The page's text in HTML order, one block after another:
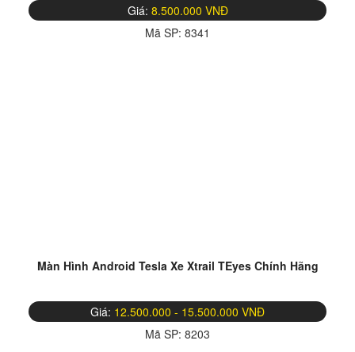
Giá: 8.500.000 VNĐ
Mã SP: 8341
Màn Hình Android Tesla Xe Xtrail TEyes Chính Hãng
Giá: 12.500.000 - 15.500.000 VNĐ
Mã SP: 8203